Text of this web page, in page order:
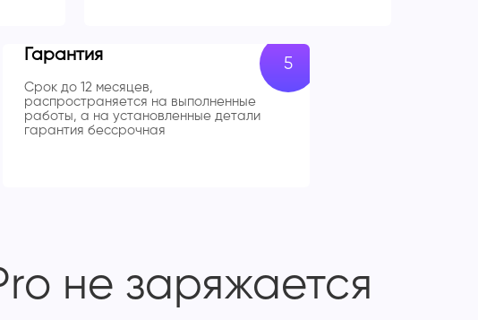
Гарантия
Срок до 12 месяцев,
распространяется на выполненные
работы, а на установленные детали
гарантия бессрочная
не заряжается